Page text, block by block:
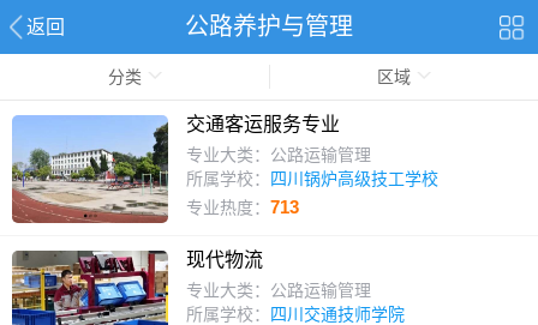
返回 公路养护与管理
分类 区域
交通客运服务专业
专业大类：公路运输管理
所属学校：
四川锅炉高级技工学校
专业热度： 713
现代物流
专业大类：公路运输管理
所属学校：
四川交通技师学院